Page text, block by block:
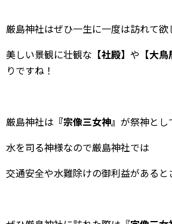
厳島神社はぜひ一生に一度は訪れて
美しい景観に壮観な 【社殿】 や 【大鳥
りですね！
厳島神社は 『宗像三女神』 が祭神とし
水を司る神様なので厳島神社では
交通安全や水難除けの御利益があると